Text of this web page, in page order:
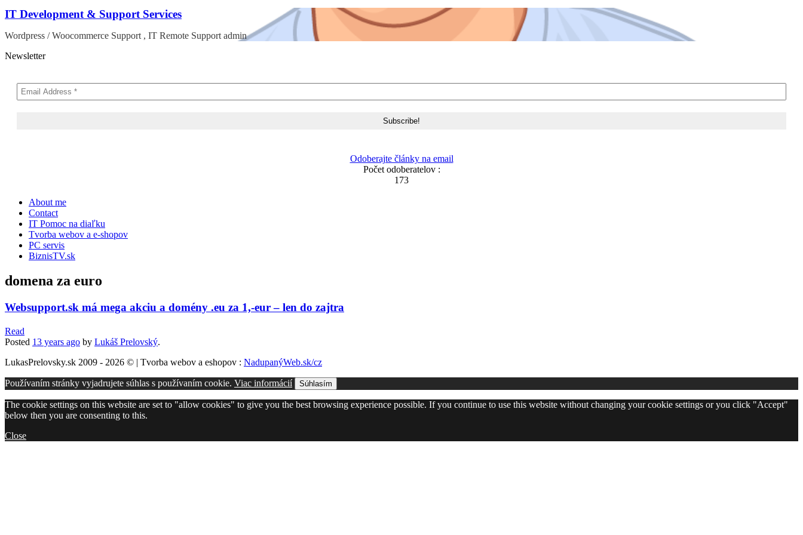
IT Development & Support Services
Wordpress / Woocommerce Support , IT Remote Support admin
Newsletter
Odoberajte články na email
Počet odoberatelov :
173
Skip
content
About me
Contact
IT Pomoc na diaľku
Tvorba webov a e-shopov
PC servis
BiznisTV.sk
domena za euro
Websupport.sk má mega akciu a domény .eu za 1,-eur – len do zajtra
Read
Posted 13 years ago by Lukáš Prelovský.
LukasPrelovsky.sk 2009 - 2026 © | Tvorba webov a eshopov : NadupanýWeb.sk/cz
Používaním stránky vyjadrujete súhlas s používaním cookie. Viac informácií Súhlasím
The cookie settings on this website are set to "allow cookies" to give you the best browsing experience possible. If you continue to use this website without changing your cookie settings or you click "Accept"
below then you are consenting to this.
Close